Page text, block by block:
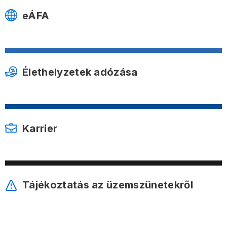
eÁFA
Élethelyzetek adózása
Karrier
Tájékoztatás az üzemszünetekről